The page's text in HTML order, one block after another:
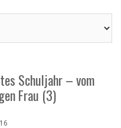
Schuljahr – vom
Frau (3)